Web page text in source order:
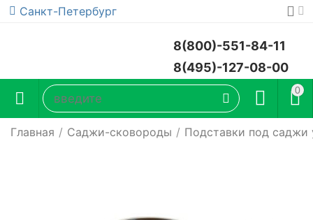
Санкт-Петербург
8(800)-551-84-11
8(495)-127-08-00
0
Главная / Саджи-сковороды / Подставки под саджи